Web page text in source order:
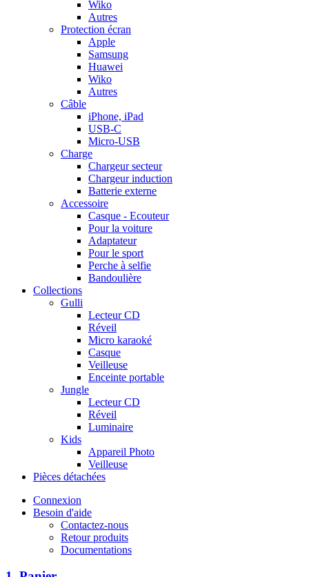
Wiko
Autres
Protection écran
Apple
Samsung
Huawei
Wiko
Autres
Câble
iPhone, iPad
USB-C
Micro-USB
Charge
Chargeur secteur
Chargeur induction
Batterie externe
Accessoire
Casque - Ecouteur
Pour la voiture
Adaptateur
Pour le sport
Perche à selfie
Bandoulière
Collections
Gulli
Lecteur CD
Réveil
Micro karaoké
Casque
Veilleuse
Enceinte portable
Jungle
Lecteur CD
Réveil
Luminaire
Kids
Appareil Photo
Veilleuse
Pièces détachées
Connexion
Besoin d'aide
Contactez-nous
Retour produits
Documentations